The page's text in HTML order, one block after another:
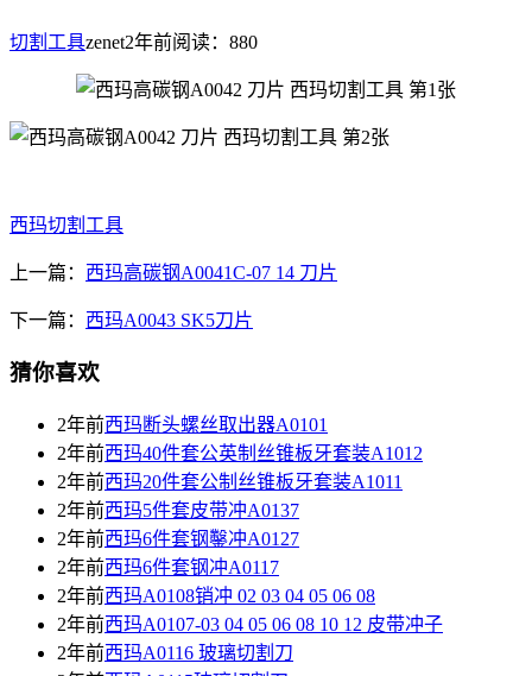
切割工具zenet2年前阅读：880
西玛切割工具
上一篇： 西玛高碳钢A0041C-07 14 刀片
下一篇： 西玛A0043 SK5刀片
猜你喜欢
2年前西玛断头螺丝取出器A0101
2年前西玛40件套公英制丝锥板牙套装A1012
2年前西玛20件套公制丝锥板牙套装A1011
2年前西玛5件套皮带冲A0137
2年前西玛6件套钢鑿冲A0127
2年前西玛6件套钢冲A0117
2年前西玛A0108销冲 02 03 04 05 06 08
2年前西玛A0107-03 04 05 06 08 10 12 皮带冲子
2年前西玛A0116 玻璃切割刀